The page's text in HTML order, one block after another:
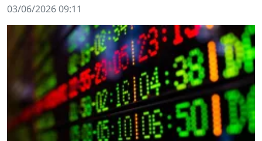
03/06/2026 09:11